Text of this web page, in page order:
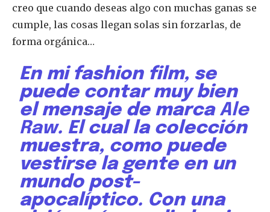
creo que cuando deseas algo con muchas ganas se
cumple, las cosas llegan solas sin forzarlas, de
forma orgánica…
En mi fashion film, se
puede contar muy bien
el mensaje de marca Ale
Raw. El cual la colección
muestra, como puede
vestirse la gente en un
mundo post-
apocalíptico. Con una